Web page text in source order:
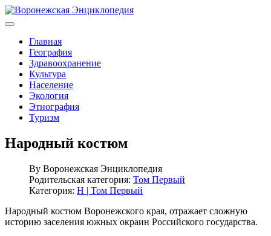
Главная
География
Здравоохранение
Культура
Население
Экология
Этнография
Туризм
Народный костюм
By Воронежская Энциклопедия
Родительская категория: Том Первый
Категория: Н | Том Первый
Народный костюм Воронежского края, отражает сложную
историю заселения южных окраин Российского государства.